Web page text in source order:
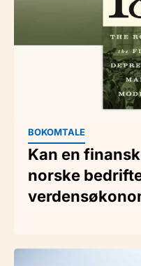
BOKOMTALE
Kan en
norske